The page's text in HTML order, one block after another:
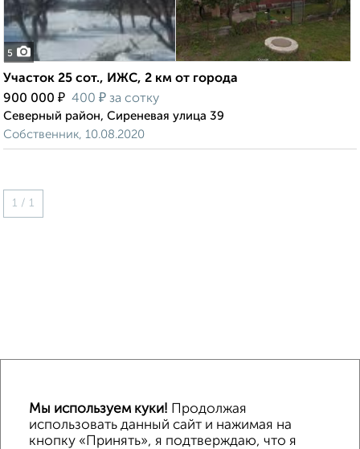
5
Участок 25 сот., ИЖС, 2 км от города
900 000 ₽ 400 ₽ за сотку
Северный район, Сиреневая улица 39
Собственник, 10.08.2020
1 / 1
↑ НАВЕРХ К МЕНЮ
ИЖС СНТ В черте города От собственника
Мы используем куки! Продолжая
использовать данный сайт и нажимая на
кнопку «Принять», я подтверждаю, что я